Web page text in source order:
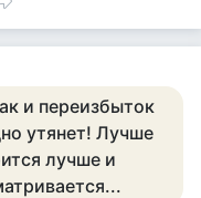
и переизбыток
утянет! Лучше
лучше и